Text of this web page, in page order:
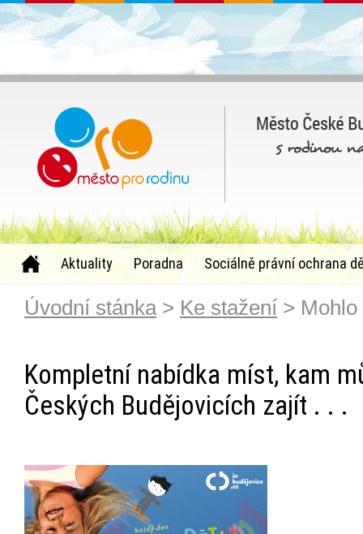
Aktuality Poradna Sociálně právní ochrana
Úvodní stánka> Ke stažení > Mohlo
Kompletní nabídka míst, kam
Českých Budějovicích zajít . . .